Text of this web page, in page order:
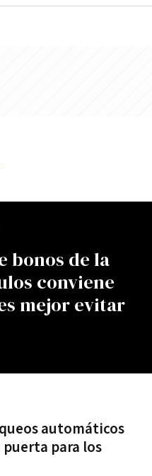
bonos de la
conviene
mejor evitar
automáticos
puerta para los